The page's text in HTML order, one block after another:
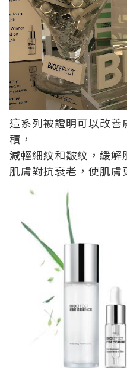
這系列被證明可以改
積，
減輕細紋和皺紋，緩解
肌膚對抗衰老，使肌膚